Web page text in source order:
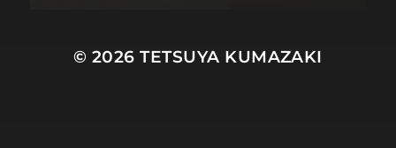
© 2026TETSUYA KUMAZAKI